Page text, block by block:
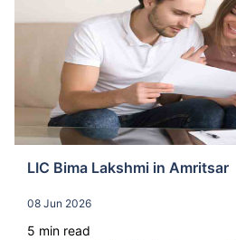
Invest
₹15K /month
For 15 Years
Guaranteed
₹1.76 L/yr
Wholelife
Jeevan Anand (Plan no.
Invest
₹10K / month
LIC Bima Lakshmi in Amritsar
08 Jun 2026
5 min read